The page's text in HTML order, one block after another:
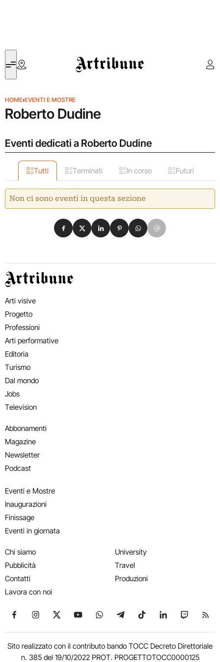
Artribune
HOME›EVENTI E MOSTRE
Roberto Dudine
Eventi dedicati a Roberto Dudine
Tutti Terminati In corso Futuri
Non ci sono eventi in questa sezione
Condividi su Facebook
Condividi su X
Condividi su LinkedIn
Condividi su Pinterest
Condividi su WhatsApp
Condividi su Email
Artribune
Arti visive
Progetto
Professioni
Arti performative
Editoria
Turismo
Dal mondo
Jobs
Television
Abbonamenti
Magazine
Newsletter
Podcast
Eventi e Mostre
Inaugurazioni
Finissage
Eventi in giornata
Chi siamo
Pubblicità
Contatti
Lavora con noi
University
Travel
Produzioni
Seguici su Facebook
Seguici su Instagram
Seguici su X
Seguici su YouTube
Seguici su WhatsApp
Seguici su Telegram
Seguici su TikTok
Seguici su
Seguici
Sito realizzato con il contributo bando TOCC Decreto Direttoriale
n. 385 del 19/10/2022 PROT. PROGETTOTOCC0000125